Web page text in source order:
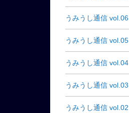
うみうし通信 vol.06
うみうし通信 vol.05
うみうし通信 vol.04
うみうし通信 vol.03
うみうし通信 vol.02